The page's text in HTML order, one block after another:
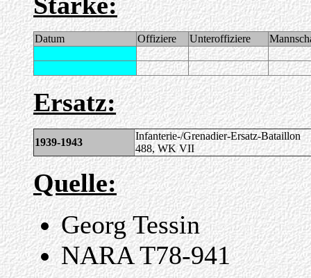
Datum Offiziere Unteroffiziere
Ersatz:
1939-1943
Infanterie-/Grenadier-Ersatz-Bataillon
488, WK VII
Quelle:
Georg Tessin
NARA T78-941